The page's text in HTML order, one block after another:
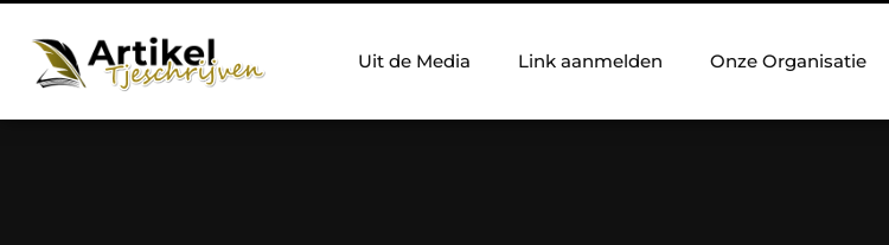
Uit de Media Link aanmelden Onze Organisatie